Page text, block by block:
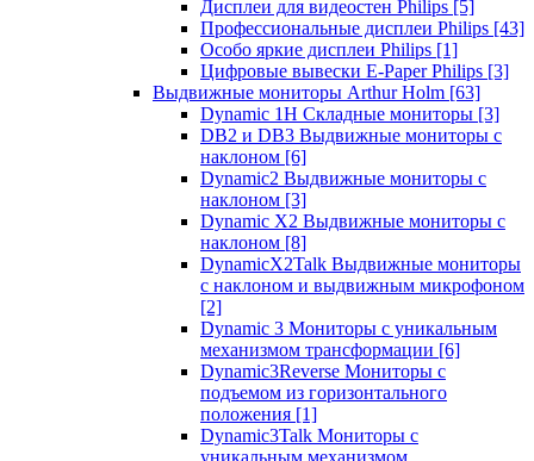
Дисплеи для видеостен Philips [5]
Профессиональные дисплеи Philips [43]
Особо яркие дисплеи Philips [1]
Цифровые вывески E-Paper Philips [3]
Выдвижные мониторы Arthur Holm [63]
Dynamic 1Н Складные мониторы [3]
DB2 и DB3 Выдвижные мониторы с
наклоном [6]
Dynamic2 Выдвижные мониторы с
наклоном [3]
Dynamic X2 Выдвижные мониторы с
наклоном [8]
DynamicX2Talk Выдвижные мониторы
с наклоном и выдвижным микрофоном
[2]
Dynamic 3 Мониторы с уникальным
механизмом трансформации [6]
Dynamic3Reverse Мониторы с
подъемом из горизонтального
положения [1]
Dynamic3Talk Мониторы с
уникальным механизмом